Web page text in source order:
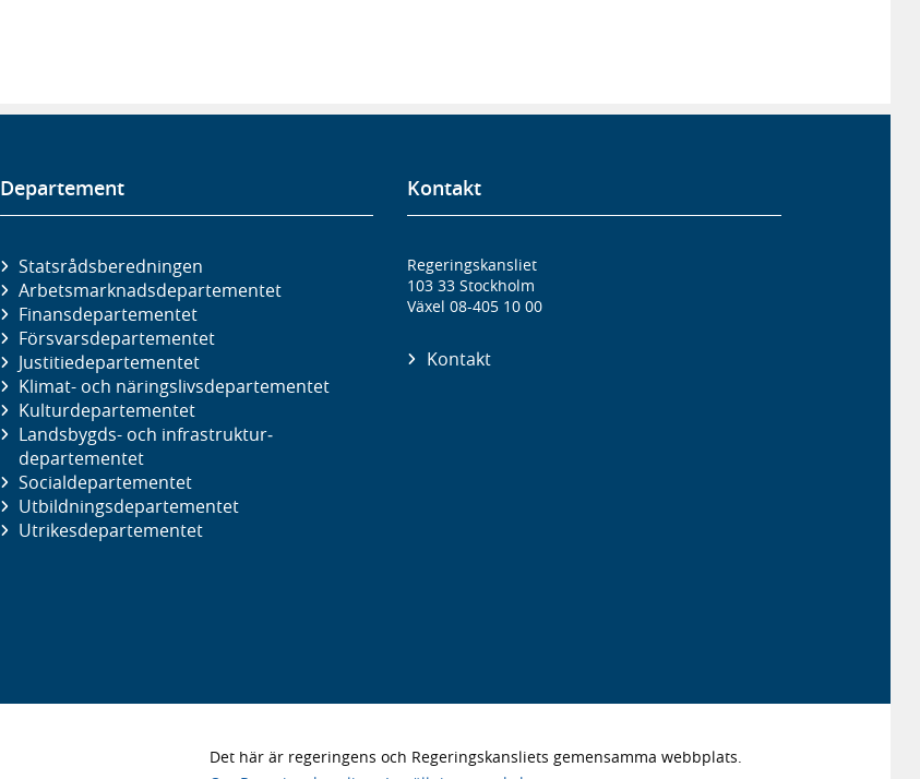
Departement
Statsrådsberedningen
Arbetsmarknads­departementet
Finans­departementet
Försvars­departementet
Justitie­departementet
Klimat- och näringslivs­departementet
Kultur­departementet
Landsbygds- och infrastruktur­
departementet
Social­departementet
Utbildnings­departementet
Utrikes­departementet
Kontakt
Regeringskansliet
103 33 Stockholm
Växel 08-405 10 00
Kontakt
Det här är regeringens och Regeringskansliets gemensamma webbplats.